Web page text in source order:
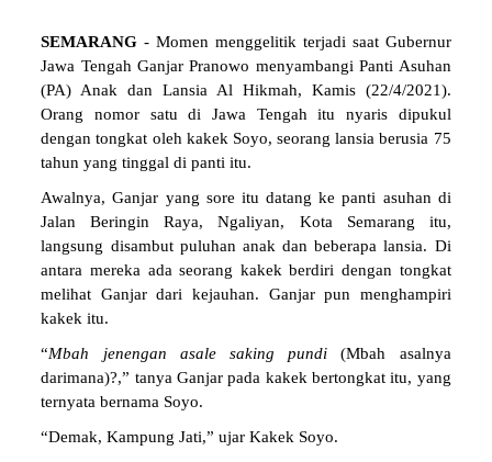
SEMARANG- Momen menggelitik terjadi saat Gubernur
Jawa Tengah Ganjar Pranowo menyambangi Panti Asuhan
(PA) Anak dan Lansia Al Hikmah, Kamis (22/4/2021).
Orang nomor satu di Jawa Tengah itu nyaris dipukul
dengan tongkat oleh kakek Soyo, seorang lansia berusia 75
tahun yang tinggal di panti itu.
Awalnya, Ganjar yang sore itu datang ke panti asuhan di
Jalan Beringin Raya, Ngaliyan, Kota Semarang itu,
langsung disambut puluhan anak dan beberapa lansia. Di
antara mereka ada seorang kakek berdiri dengan tongkat
melihat Ganjar dari kejauhan. Ganjar pun menghampiri
kakek itu.
“Mbah jenengan asale saking pundi (Mbah asalnya
darimana)?,” tanya Ganjar pada kakek bertongkat itu, yang
ternyata bernama Soyo.
“Demak, Kampung Jati,” ujar Kakek Soyo.